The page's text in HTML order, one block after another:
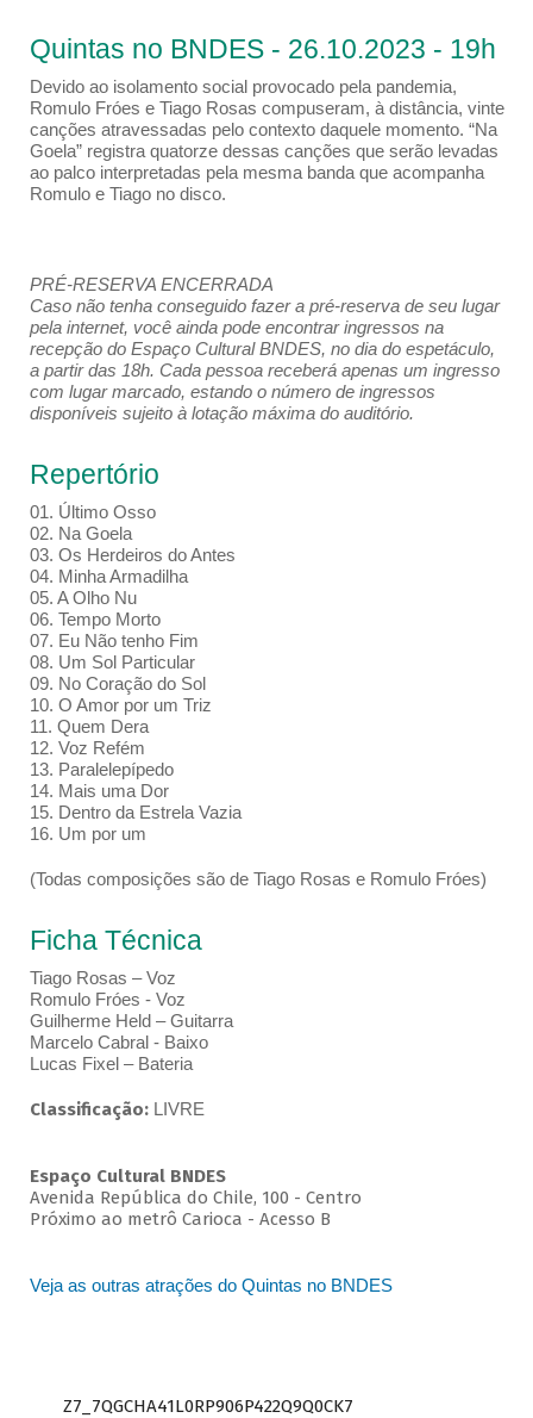
Quintas no BNDES - 26.10.2023 - 19h
Devido ao isolamento social provocado pela pandemia,
Romulo Fróes e Tiago Rosas compuseram, à distância, vinte
canções atravessadas pelo contexto daquele momento. “Na
Goela” registra quatorze dessas canções que serão levadas
ao palco interpretadas pela mesma banda que acompanha
Romulo e Tiago no disco.
PRÉ-RESERVA ENCERRADA
Caso não tenha conseguido fazer a pré-reserva de seu lugar
pela internet, você ainda pode encontrar ingressos na
recepção do Espaço Cultural BNDES, no dia do espetáculo,
a partir das 18h. Cada pessoa receberá apenas um ingresso
com lugar marcado, estando o número de ingressos
disponíveis sujeito à lotação máxima do auditório.
Repertório
01. Último Osso
02. Na Goela
03. Os Herdeiros do Antes
04. Minha Armadilha
05. A Olho Nu
06. Tempo Morto
07. Eu Não tenho Fim
08. Um Sol Particular
09. No Coração do Sol
10. O Amor por um Triz
11. Quem Dera
12. Voz Refém
13. Paralelepípedo
14. Mais uma Dor
15. Dentro da Estrela Vazia
16. Um por um
(Todas composições são de Tiago Rosas e Romulo Fróes)
Ficha Técnica
Tiago Rosas – Voz
Romulo Fróes - Voz
Guilherme Held – Guitarra
Marcelo Cabral - Baixo
Lucas Fixel – Bateria
Classificação: LIVRE
Espaço Cultural BNDES
Avenida República do Chile, 100 - Centro
Próximo ao metrô Carioca - Acesso B
Veja as outras atrações do Quintas no BNDES
Z7_7QGCHA41L0RP906P422Q9Q0CK7